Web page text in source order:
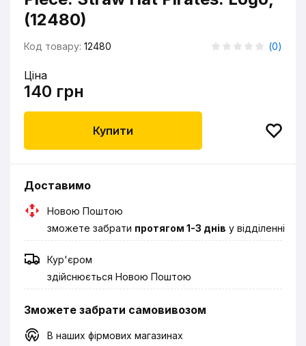
(12480)
Код товару: 12480 (0)
Ціна
140 грн
Купити
Доставимо
Новою Поштою
зможете забрати протягом 1-3 днів у відділенні
Кур'єром
здійснюється Новою Поштою
Зможете забрати самовивозом
В наших фірмових магазинах